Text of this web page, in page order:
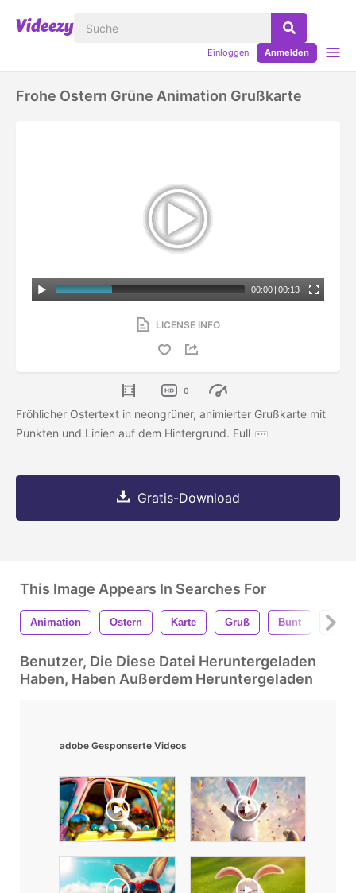
Einloggen Anmelden
Frohe Ostern Grüne Animation Grußkarte
00:00 | 00:13
LICENSE INFO
0
Fröhlicher Ostertext in neongrüner, animierter Grußkarte mit
Punkten und Linien auf dem Hintergrund. Full
Gratis-Download
This Image Appears In Searches For
Animation Ostern Karte Gruß Bunt
Benutzer, Die Diese Datei Heruntergeladen
Haben, Haben Außerdem Heruntergeladen
adobe Gesponserte Videos